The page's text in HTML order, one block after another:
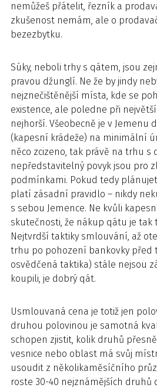
nemůžeš přátelit, řezník a
zkušenost nemám, ale o
bezezbytku.
Súky, neboli trhy s qátem, jsou
pravou džunglí. Ne že by jindy
nejznečištěnější místa, kde se
existence, ale poledne při
nejhorší. Všeobecně je v Jemenu
(kapesní krádeže) na minimální
něco zcizeno, tak právě na trhu s
nepředstavitelný povyk jsou pro
podmínkami. Pokud tedy
platí zásadní pravidlo – nikdy
s sebou Jemence. Ne kvůli
skutečnosti, že nákup qátu je
Nejtvrdší taktiky smlouvání, až
trhu po pohození bankovky před
osvědčená taktika) stále nejsou
koupili, je dobrý qát.
Usmlouvaná cena je totiž jen
druhou polovinou je samotná
schopen zjistit, kolik druhů
vesnice nebo oblast má svůj
usoudit z několikaměsíčního
roste 30-40 nejznámějších druhů